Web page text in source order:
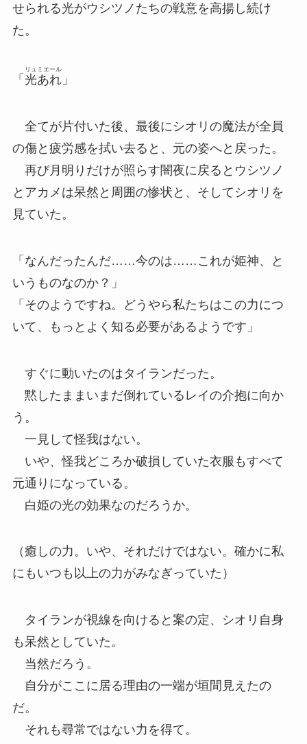
せられる光がウシツノたちの戦意を高揚し続け
た。
「 光あれ
リュミエール
」
全てが片付いた後、最後にシオリの魔法が全員
の傷と疲労感を拭い去ると、元の姿へと戻った。
再び月明りだけが照らす闇夜に戻るとウシツノ
とアカメは呆然と周囲の惨状と、そしてシオリを
見ていた。
「なんだったんだ……今のは……これが姫神、と
いうものなのか？」
「そのようですね。どうやら私たちはこの力につ
いて、もっとよく知る必要があるようです」
すぐに動いたのはタイランだった。
黙したままいまだ倒れているレイの介抱に向か
う。
一見して怪我はない。
いや、怪我どころか破損していた衣服もすべて
元通りになっている。
白姫の光の効果なのだろうか。
（癒しの力。いや、それだけではない。確かに私
にもいつも以上の力がみなぎっていた）
タイランが視線を向けると案の定、シオリ自身
も呆然としていた。
当然だろう。
自分がここに居る理由の一端が垣間見えたの
だ。
それも尋常ではない力を得て。